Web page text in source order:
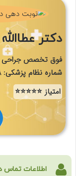
دکتر
فوق تخصص جراحی
شماره نظام پزشکی: 95358
امتیاز ⭐⭐⭐⭐⭐
اطلاعات تماس